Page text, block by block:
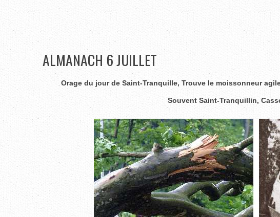
ALMANACH 6 JUILLET
Orage du jour de Saint-Tranquille, Trouve le moissonneur
Souvent Saint-Tranquillin,